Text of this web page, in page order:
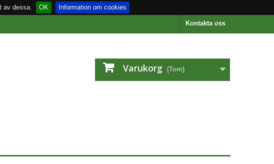
av dessa. OK Information om cookies
Kontakta oss
Varukorg (Tom)